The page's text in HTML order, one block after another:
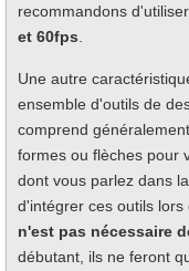
recommandons
et 60fps.
Une autre
ensemble d'outils de
comprend
formes ou flèches pour
dont vous parlez dans
d'intégrer ces outils
n'est pas nécessaire
débutant, ils ne feront